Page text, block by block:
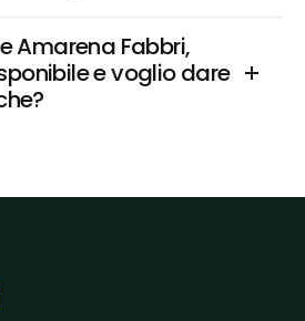
Amarena Fabbri,
e voglio dare